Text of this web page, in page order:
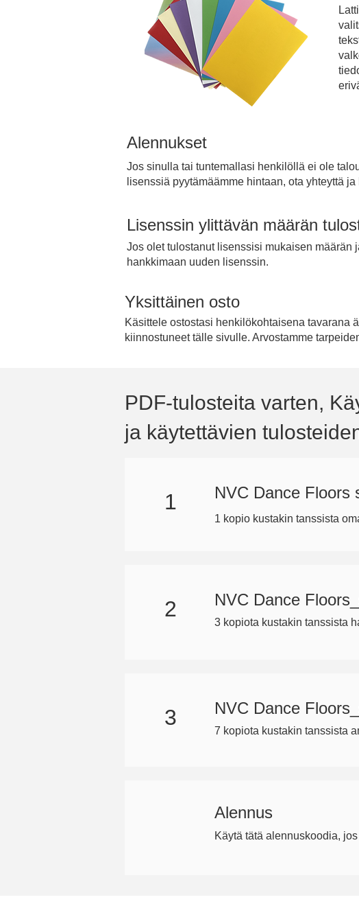
Alennukset
Jos sinulla tai tuntemallasi henkilöllä ei ole
lisenssiä pyytämäämme hintaan, ota yhteyttä
Lisenssin ylittävän määrän
Jos olet tulostanut lisenssisi mukaisen määrän
hankkimaan uuden lisenssin.
Yksittäinen osto
Käsittele ostostasi henkilökohtaisena tavarana
kiinnostuneet tälle sivulle. Arvostamme
PDF-tulosteita varten,
ja käytettävien
1 NVC Dance Floors
1 kopio kustakin tanssista
2 NVC Dance
3 kopiota kustakin tanssista
3 NVC Dance
7 kopiota kustakin tanssista
Alennus
Käytä tätä alennuskoodia,